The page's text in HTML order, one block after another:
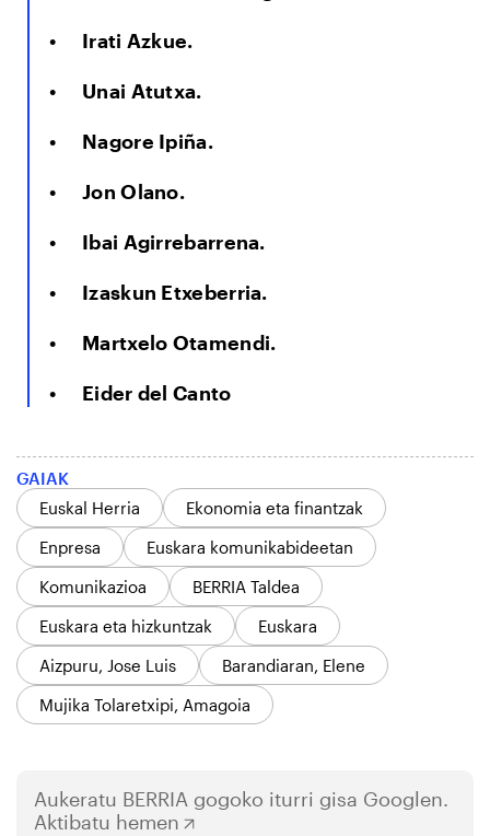
Irati Azkue.
Unai Atutxa.
Nagore Ipiña.
Jon Olano.
Ibai Agirrebarrena.
Izaskun Etxeberria.
Martxelo Otamendi.
Eider del Canto
GAIAK
Euskal Herria
Ekonomia eta finantzak
Enpresa
Euskara komunikabideetan
Komunikazioa
BERRIA Taldea
Euskara eta hizkuntzak
Euskara
Aizpuru, Jose Luis
Barandiaran, Elene
Mujika Tolaretxipi, Amagoia
Aukeratu BERRIA gogoko iturri gisa Googlen.
Aktibatu hemen